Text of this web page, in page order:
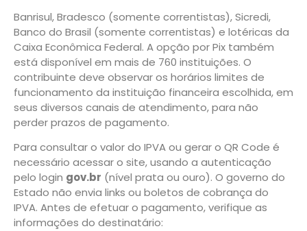
Banrisul, Bradesco (somente correntistas), Sicredi,
Banco do Brasil (somente correntistas) e lotéricas da
Caixa Econômica Federal. A opção por Pix também
está disponível em mais de 760 instituições. O
contribuinte deve observar os horários limites de
funcionamento da instituição financeira escolhida, em
seus diversos canais de atendimento, para não
perder prazos de pagamento.
Para consultar o valor do IPVA ou gerar o QR Code é
necessário acessar o site, usando a autenticação
pelo login gov.br (nível prata ou ouro). O governo do
Estado não envia links ou boletos de cobrança do
IPVA. Antes de efetuar o pagamento, verifique as
informações do destinatário: